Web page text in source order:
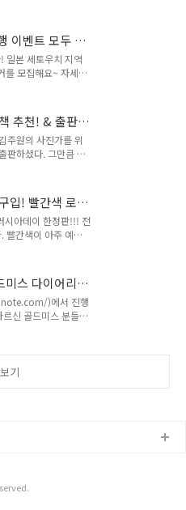
이벤트 모두 지
일본 세토우치 지역
를 모집해요~ 자세한
는 분들! 많이 지원
Posts/view/2
카야마, 에히메.. 히
는 어떤 곳일지 저도
다~ 어떤 분과 함께
씽~ 응모 하는 페이
링크이고....
추천! & 출판
주원의 사진가를 위
판하셨다. 그만큼 모
낌.. 책을 처음 보고
사진을 찍는 사람
. 마음으로 찍는 사
장가치 완전 있는
. 그리고.. 이제부터
니다. 김주원 작가
나세요 :) 출판기
입! 빨간색 로
Day Limited
시아데이 한정판!!! 전
빨간색이 아주 예쁜
서 보통 로모보다
다...ㅋㅋ 훈훈한 이
없어서~ 오랜만에 개
. 박스도 빨간색. 로
어보니.. 짜잔~ 구성
지와..(메달처럼생
미스 다이어리"
)에서 진행
신 골드미스 분들의
것 같아요~ 에히메
기